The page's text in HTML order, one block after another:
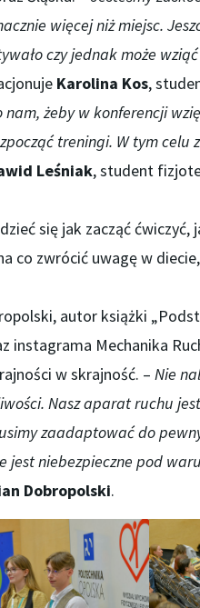
więcej niż miejsc.
czy jednak może
Karolina Kos,
nam, żeby w konferencji
treningi. W tym celu
Leśniak, student
się jak zacząć ćwiczyć,
co zwrócić uwagę w
autor książki
instagrama Mechanika
w skrajność. – Nie
Nasz aparat ruchu
zaadaptować do
jest niebezpieczne pod
Dobropolski.